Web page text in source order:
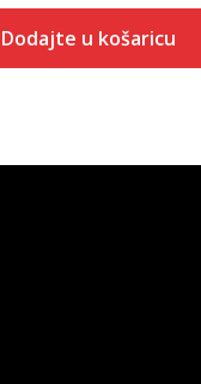
Dodajte u košaricu